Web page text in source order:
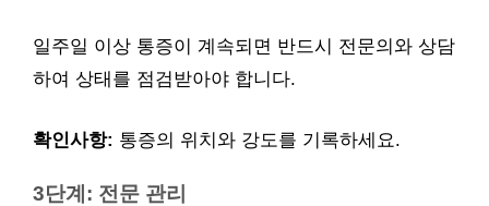
일주일 이상 통증이 계속되면 반드시 전문의와 상담
하여 상태를 점검받아야 합니다.
확인사항: 통증의 위치와 강도를 기록하세요.
3단계: 전문 관리